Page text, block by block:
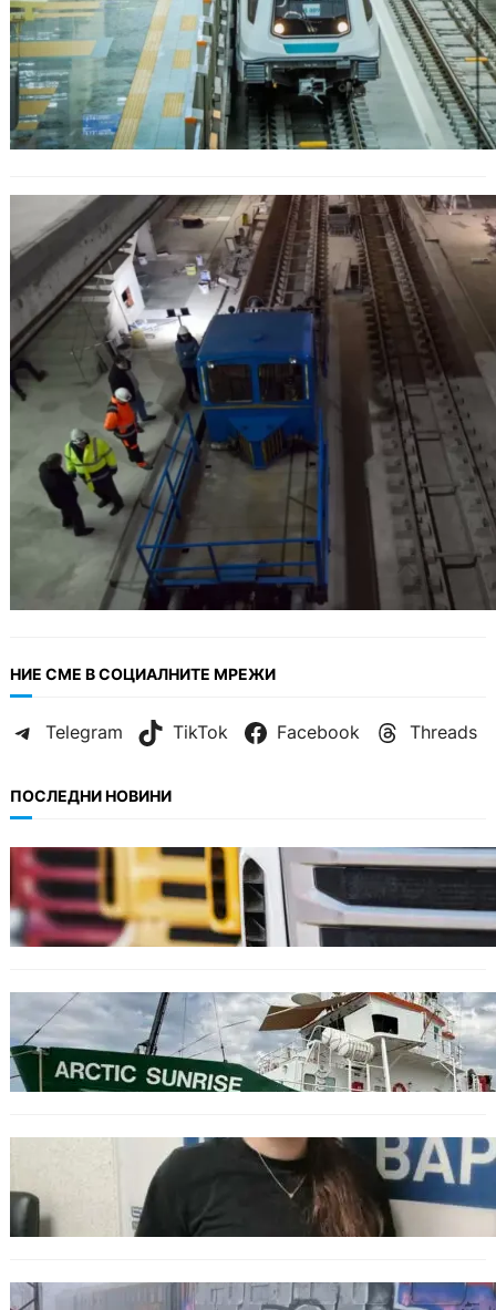
Към края на 2026 година обещават
да изградит метростанция между
“Обеля” и “Сливница”
НИЕ СМЕ В СОЦИАЛНИТЕ МРЕЖИ
Telegram TikTok Facebook Threads
ПОСЛЕДНИ НОВИНИ
БЪЛГАРИЯ
Нови ограничения за камионите над 12
тона по ключови пътища през август
БЪЛГАРИЯ
Корабът на „Грийнпийс“ пристигна във
Варна с кампания за опазване на Черно
море
ОБЩЕСТВО
Варненска ученичка създаде интерактивна
карта за сигнали за проблеми с боклука
ОБЩЕСТВО